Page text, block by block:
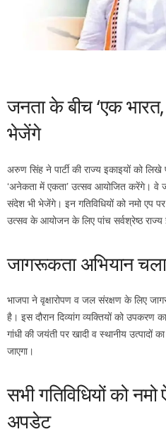
जनता के बीच ‘एक
भेजेंगे
अरुण सिंह ने पार्टी की राज्य इकाइयों को लिखे
‘अनेकता में एकता’ उत्सव आयोजित करेंगे। वे
संदेश भी भेजेंगे। इन गतिविधियों को नमो एप
उत्सव के आयोजन के लिए पांच सर्वश्रेष्ठ राज्य
जागरूकता अभियान
भाजपा ने वृक्षारोपण व जल संरक्षण के लिए
है। इस दौरान दिव्यांग व्यक्तियों को उपकरण
गांधी की जयंती पर खादी व स्थानीय उत्पादों
जाएगा।
सभी गतिविधियों को नमो
अपडेट